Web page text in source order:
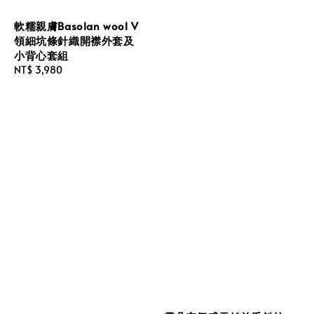
軟糯親膚Basolan wool V
領細坑條針織開襟外套及
小背心套組
Regular
NT$ 3,980